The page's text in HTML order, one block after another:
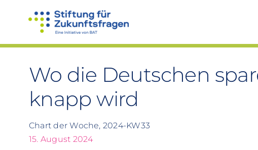
Wo die Deutschen
knapp wird
Chart der Woche, 2024-KW33
15. August 2024